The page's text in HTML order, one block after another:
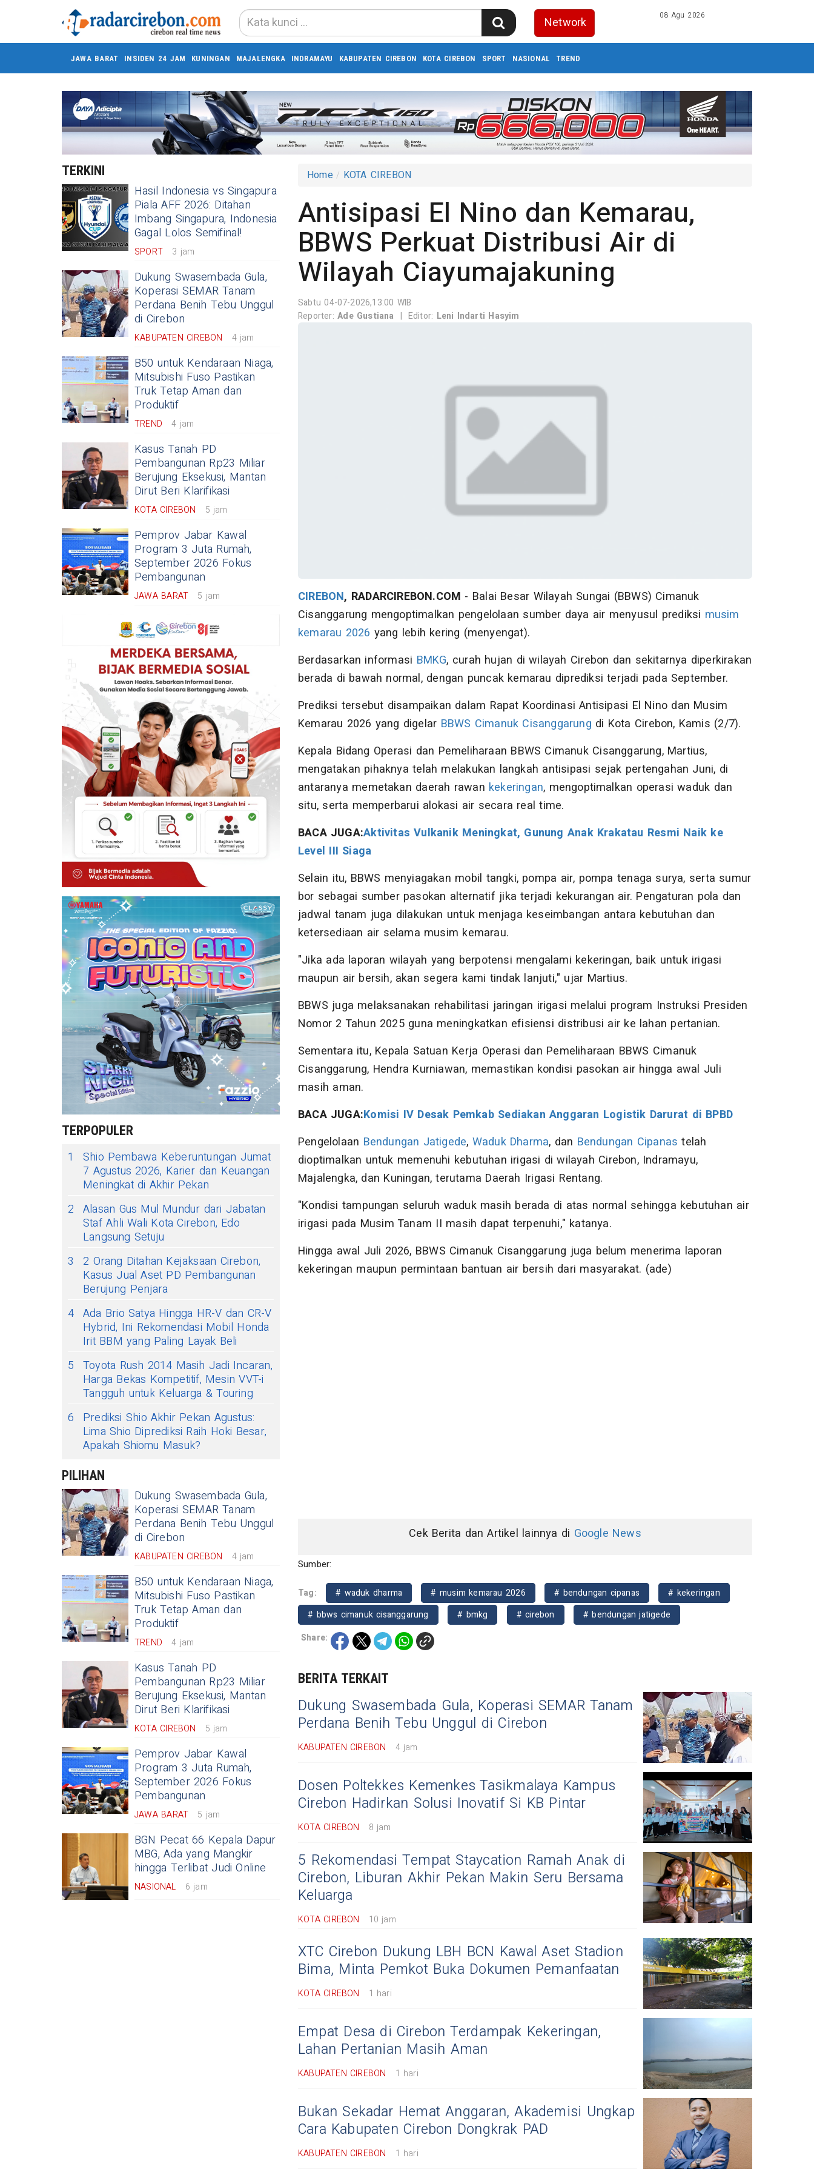
Network 08 Agu 2026
JAWA BARAT INSIDEN 24 JAM KUNINGAN MAJALENGKA INDRAMAYU KABUPATEN CIREBON KOTA CIREBON SPORT NASIONAL TREND
TERKINI
Hasil Indonesia vs Singapura
Piala AFF 2026: Ditahan
Imbang Singapura, Indonesia
Gagal Lolos Semifinal!
SPORT 3 jam
Dukung Swasembada Gula,
Koperasi SEMAR Tanam
Perdana Benih Tebu Unggul
di Cirebon
KABUPATEN CIREBON 4 jam
B50 untuk Kendaraan Niaga,
Mitsubishi Fuso Pastikan
Truk Tetap Aman dan
Produktif
TREND 4 jam
Kasus Tanah PD
Pembangunan Rp23 Miliar
Berujung Eksekusi, Mantan
Dirut Beri Klarifikasi
KOTA CIREBON 5 jam
Pemprov Jabar Kawal
Program 3 Juta Rumah,
September 2026 Fokus
Pembangunan
JAWA BARAT 5 jam
TERPOPULER
1
Shio Pembawa Keberuntungan Jumat
7 Agustus 2026, Karier dan Keuangan
Meningkat di Akhir Pekan
2 Alasan Gus Mul Mundur dari Jabatan
Staf Ahli Wali Kota Cirebon, Edo
Langsung Setuju
3
2 Orang Ditahan Kejaksaan Cirebon,
Kasus Jual Aset PD Pembangunan
Berujung Penjara
4 Ada Brio Satya Hingga HR-V dan CR-V
Hybrid, Ini Rekomendasi Mobil Honda
Irit BBM yang Paling Layak Beli
5 Toyota Rush 2014 Masih Jadi Incaran,
Harga Bekas Kompetitif, Mesin VVT-i
Tangguh untuk Keluarga & Touring
6
Prediksi Shio Akhir Pekan Agustus:
Lima Shio Diprediksi Raih Hoki Besar,
Apakah Shiomu Masuk?
PILIHAN
Dukung Swasembada Gula,
Koperasi SEMAR Tanam
Perdana Benih Tebu Unggul
di Cirebon
KABUPATEN CIREBON 4 jam
B50 untuk Kendaraan Niaga,
Mitsubishi Fuso Pastikan
Truk Tetap Aman dan
Produktif
TREND 4 jam
Kasus Tanah PD
Pembangunan Rp23 Miliar
Berujung Eksekusi, Mantan
Dirut Beri Klarifikasi
KOTA CIREBON 5 jam
Pemprov Jabar Kawal
Program 3 Juta Rumah,
September 2026 Fokus
Pembangunan
JAWA BARAT 5 jam
BGN Pecat 66 Kepala Dapur
MBG, Ada yang Mangkir
hingga Terlibat Judi Online
NASIONAL 6 jam
Home KOTA CIREBON
Antisipasi El Nino dan Kemarau,
BBWS Perkuat Distribusi Air di
Wilayah Ciayumajakuning
Sabtu 04-07-2026,13:00 WIB
Reporter:Ade Gustiana | Editor: Leni Indarti Hasyim
CIREBON, RADARCIREBON.COM - Balai Besar Wilayah Sungai (BBWS) Cimanuk
Cisanggarung mengoptimalkan pengelolaan sumber daya air menyusul prediksi musim
kemarau 2026 yang lebih kering (menyengat).
Berdasarkan informasi BMKG, curah hujan di wilayah Cirebon dan sekitarnya diperkirakan
berada di bawah normal, dengan puncak kemarau diprediksi terjadi pada September.
Prediksi tersebut disampaikan dalam Rapat Koordinasi Antisipasi El Nino dan Musim
Kemarau 2026 yang digelar BBWS Cimanuk Cisanggarung di Kota Cirebon, Kamis (2/7).
Kepala Bidang Operasi dan Pemeliharaan BBWS Cimanuk Cisanggarung, Martius,
mengatakan pihaknya telah melakukan langkah antisipasi sejak pertengahan Juni, di
antaranya memetakan daerah rawan kekeringan, mengoptimalkan operasi waduk dan
situ, serta memperbarui alokasi air secara real time.
BACA JUGA:Aktivitas Vulkanik Meningkat, Gunung Anak Krakatau Resmi Naik ke
Level III Siaga
Selain itu, BBWS menyiagakan mobil tangki, pompa air, pompa tenaga surya, serta sumur
bor sebagai sumber pasokan alternatif jika terjadi kekurangan air. Pengaturan pola dan
jadwal tanam juga dilakukan untuk menjaga keseimbangan antara kebutuhan dan
ketersediaan air selama musim kemarau.
"Jika ada laporan wilayah yang berpotensi mengalami kekeringan, baik untuk irigasi
maupun air bersih, akan segera kami tindak lanjuti," ujar Martius.
BBWS juga melaksanakan rehabilitasi jaringan irigasi melalui program Instruksi Presiden
Nomor 2 Tahun 2025 guna meningkatkan efisiensi distribusi air ke lahan pertanian.
Sementara itu, Kepala Satuan Kerja Operasi dan Pemeliharaan BBWS Cimanuk
Cisanggarung, Hendra Kurniawan, memastikan kondisi pasokan air hingga awal Juli
masih aman.
BACA JUGA:Komisi IV Desak Pemkab Sediakan Anggaran Logistik Darurat di BPBD
Pengelolaan Bendungan Jatigede, Waduk Dharma, dan Bendungan Cipanas telah
dioptimalkan untuk memenuhi kebutuhan irigasi di wilayah Cirebon, Indramayu,
Majalengka, dan Kuningan, terutama Daerah Irigasi Rentang.
"Kondisi tampungan seluruh waduk masih berada di atas normal sehingga kebutuhan air
irigasi pada Musim Tanam II masih dapat terpenuhi," katanya.
Hingga awal Juli 2026, BBWS Cimanuk Cisanggarung juga belum menerima laporan
kekeringan maupun permintaan bantuan air bersih dari masyarakat. (ade)
Cek Berita dan Artikel lainnya di Google News
Sumber:
Tag: # waduk dharma # musim kemarau 2026 # bendungan cipanas
# kekeringan
# bbws cimanuk cisanggarung
# bmkg # cirebon
# bendungan jatigede
Share:
BERITA TERKAIT
Dukung Swasembada Gula, Koperasi SEMAR Tanam
Perdana Benih Tebu Unggul di Cirebon
KABUPATEN CIREBON 4 jam
Dosen Poltekkes Kemenkes Tasikmalaya Kampus
Cirebon Hadirkan Solusi Inovatif Si KB Pintar
KOTA CIREBON 8 jam
5 Rekomendasi Tempat Staycation Ramah Anak di
Cirebon, Liburan Akhir Pekan Makin Seru Bersama
Keluarga
KOTA CIREBON 10 jam
XTC Cirebon Dukung LBH BCN Kawal Aset Stadion
Bima, Minta Pemkot Buka Dokumen Pemanfaatan
KOTA CIREBON 1 hari
Empat Desa di Cirebon Terdampak Kekeringan,
Lahan Pertanian Masih Aman
KABUPATEN CIREBON 1 hari
Bukan Sekadar Hemat Anggaran, Akademisi Ungkap
Cara Kabupaten Cirebon Dongkrak PAD
KABUPATEN CIREBON 1 hari